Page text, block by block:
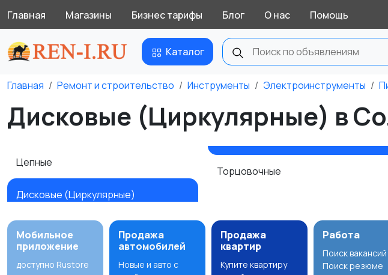
Главная Магазины Бизнес тарифы Блог О нас Помощь
Каталог
Главная Ремонт и строительство Инструменты Электроинструменты
Дисковые (Циркулярные) в
Цепные
Дисковые (Циркулярные)
Торцовочные
Мобильное
приложение
доступно Rustore
Продажа
автомобилей
Новые и авто с
Продажа
квартир
Купите квартиру
Работа
Поиск вакансий
Поиск резюме